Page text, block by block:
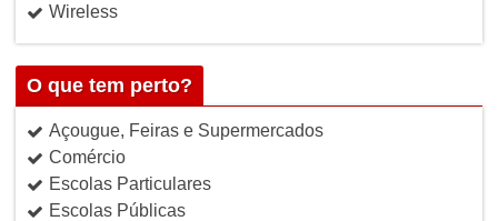
Wireless
O que tem perto?
Açougue, Feiras e Supermercados
Comércio
Escolas Particulares
Escolas Públicas